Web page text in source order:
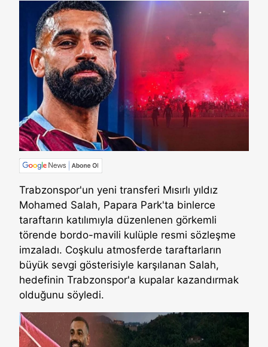
Trabzonspor'un yeni transferi Mısırlı yıldız
Mohamed Salah, Papara Park'ta binlerce
taraftarın katılımıyla düzenlenen görkemli
törende bordo-mavili kulüple resmi sözleşme
imzaladı. Coşkulu atmosferde taraftarların
büyük sevgi gösterisiyle karşılanan Salah,
hedefinin Trabzonspor'a kupalar kazandırmak
olduğunu söyledi.